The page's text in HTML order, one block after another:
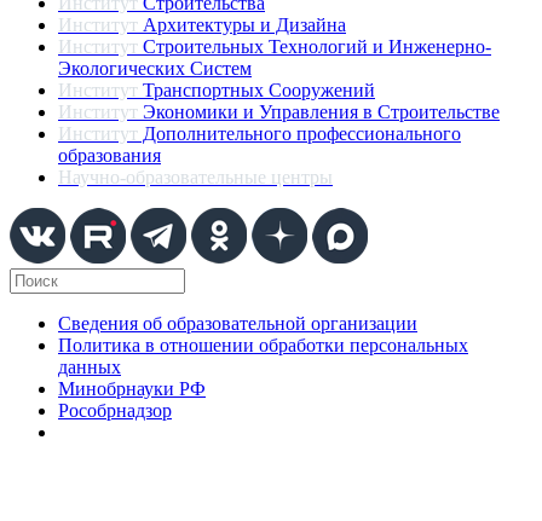
Институт Архитектуры и Дизайна
Институт Строительных Технологий и Инженерно-
Экологических Систем
Институт Транспортных Сооружений
Институт Экономики и Управления в Строительстве
Институт Дополнительного профессионального
образования
Научно-образовательные центры
Сведения об образовательной организации
Политика в отношении обработки персональных
данных
Минобрнауки РФ
Рособрнадзор